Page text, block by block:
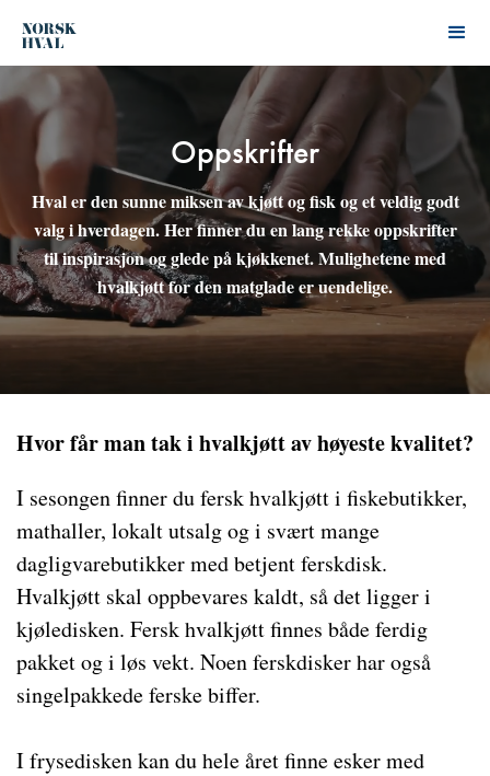
Oppskrifter
Hval er den sunne miksen av kjøtt og fisk og et veldig godt
valg i hverdagen. Her finner du en lang rekke oppskrifter
til inspirasjon og glede på kjøkkenet. Mulighetene med
hvalkjøtt for den matglade er uendelige.
Hvor får man tak i hvalkjøtt av høyeste kvalitet?
I sesongen finner du fersk hvalkjøtt i fiskebutikker,
mathaller, lokalt utsalg og i svært mange
dagligvarebutikker med betjent ferskdisk.
Hvalkjøtt skal oppbevares kaldt, så det ligger i
kjøledisken. Fersk hvalkjøtt finnes både ferdig
pakket og i løs vekt. Noen ferskdisker har også
singelpakkede ferske biffer.
I frysedisken kan du hele året finne esker med